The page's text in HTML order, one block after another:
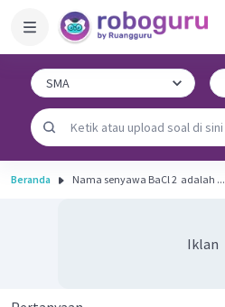
Beranda Nama senyawa BaCl 2 ​ adalah ...
Iklan